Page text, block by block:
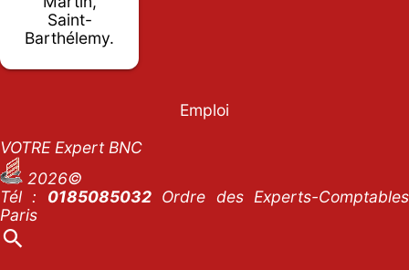
Saint-
Barthélemy.
Emploi
VOTRE Expert BNC
2026©
Tél : 0185085032Ordre des Experts-Comptables
Paris